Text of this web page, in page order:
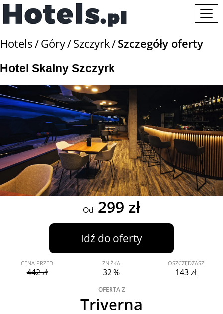
Hotels Góry Szczyrk Szczegóły oferty
Hotel Skalny Szczyrk
Od 299 zł
Idź do oferty
CENA PRZED
442 zł
ZNIŻKA
32 %
OSZCZĘDZASZ
143 zł
OFERTA Z
Triverna